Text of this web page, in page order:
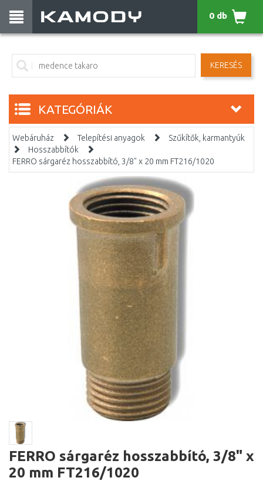
KERESÉS
0 db
KATEGÓRIÁK
Webáruház Telepítési anyagok
Szűkítők, karmantyúk
Hosszabbítók
FERRO sárgaréz hosszabbító, 3/8" x 20 mm FT216/1020
FERRO sárgaréz hosszabbító, 3/8" x
20 mm FT216/1020